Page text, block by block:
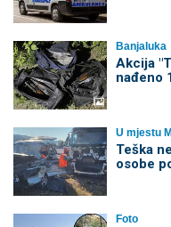
Banjaluka
Akcija
nađeno
U mjestu
Teška
osobe
Foto